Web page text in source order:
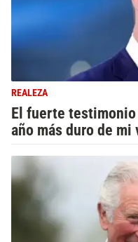
REALEZA
El fuerte
año más duro de mi